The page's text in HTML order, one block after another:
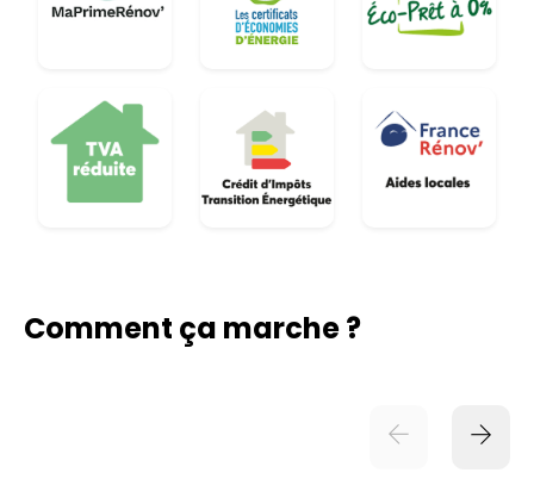
Comment ça marche ?